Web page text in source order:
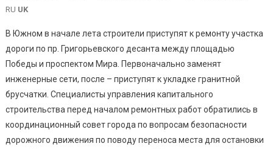
RU UK
В Южном в начале лета строители приступят к ремонту участка
дороги по пр. Григорьевского десанта между площадью
Победы и проспектом Мира. Первоначально заменят
инженерные сети, после – приступят к укладке гранитной
брусчатки. Специалисты управления капитального
строительства перед началом ремонтных работ обратились в
координационный совет города по вопросам безопасности
дорожного движения по поводу переноса места для остановки